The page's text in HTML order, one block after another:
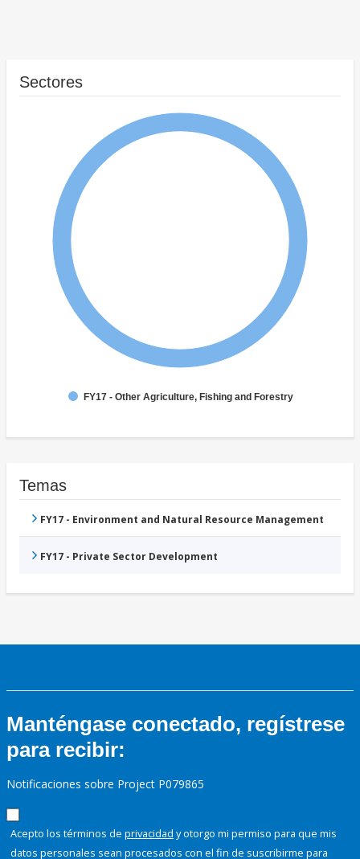
Sectores
FY17 - Other Agriculture, Fishing and Forestry
Temas
FY17 - Environment and Natural Resource Management
FY17 - Private Sector Development
Manténgase conectado, regístrese
para recibir:
Notificaciones sobre Project P079865
Acepto los términos de privacidad y otorgo mi permiso para que mis
datos personales sean procesados con el fin de suscribirme para